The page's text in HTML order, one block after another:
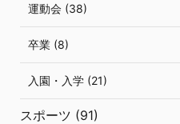
運動会 (38)
卒業 (8)
入園・入学 (21)
スポーツ (91)